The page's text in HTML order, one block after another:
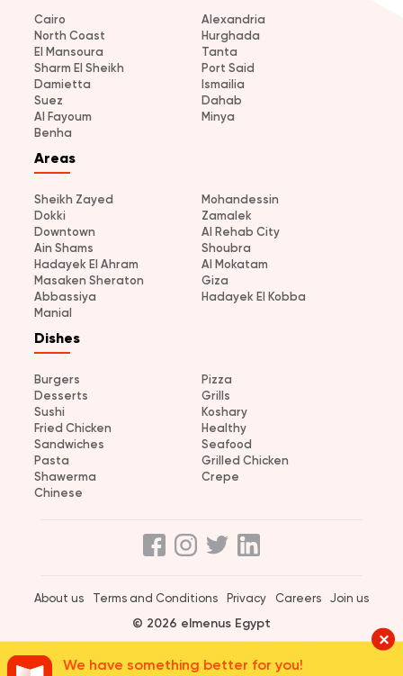
Cairo
Alexandria
North Coast
Hurghada
El Mansoura
Tanta
Sharm El Sheikh
Port Said
Damietta
Ismailia
Suez
Dahab
Al Fayoum
Minya
Benha
Areas
Sheikh Zayed
Mohandessin
Dokki
Zamalek
Downtown
Al Rehab City
Ain Shams
Shoubra
Hadayek El Ahram
Al Mokatam
Masaken Sheraton
Giza
Abbassiya
Hadayek El Kobba
Manial
Dishes
Burgers
Pizza
Desserts
Grills
Sushi
Koshary
Fried Chicken
Healthy
Sandwiches
Seafood
Pasta
Grilled Chicken
Shawerma
Crepe
Chinese
About us Terms and Conditions Privacy Careers Join us
© 2026 elmenus Egypt
We have something better for you!